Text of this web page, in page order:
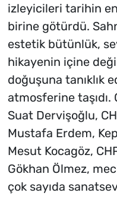
izleyicileri tarihin
birine götürdü.
estetik bütünlük,
hikayenin içine
doğuşuna tanıklık
atmosferine taşıdı.
Suat Dervişoğlu,
Mustafa Erdem,
Mesut Kocagöz,
Gökhan Ölmez,
çok sayıda